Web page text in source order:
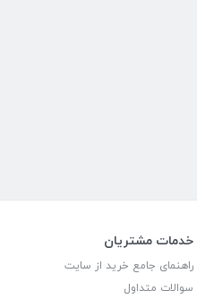
خدمات مشتریان
راهنمای جامع خرید از سایت
سوالات متداول